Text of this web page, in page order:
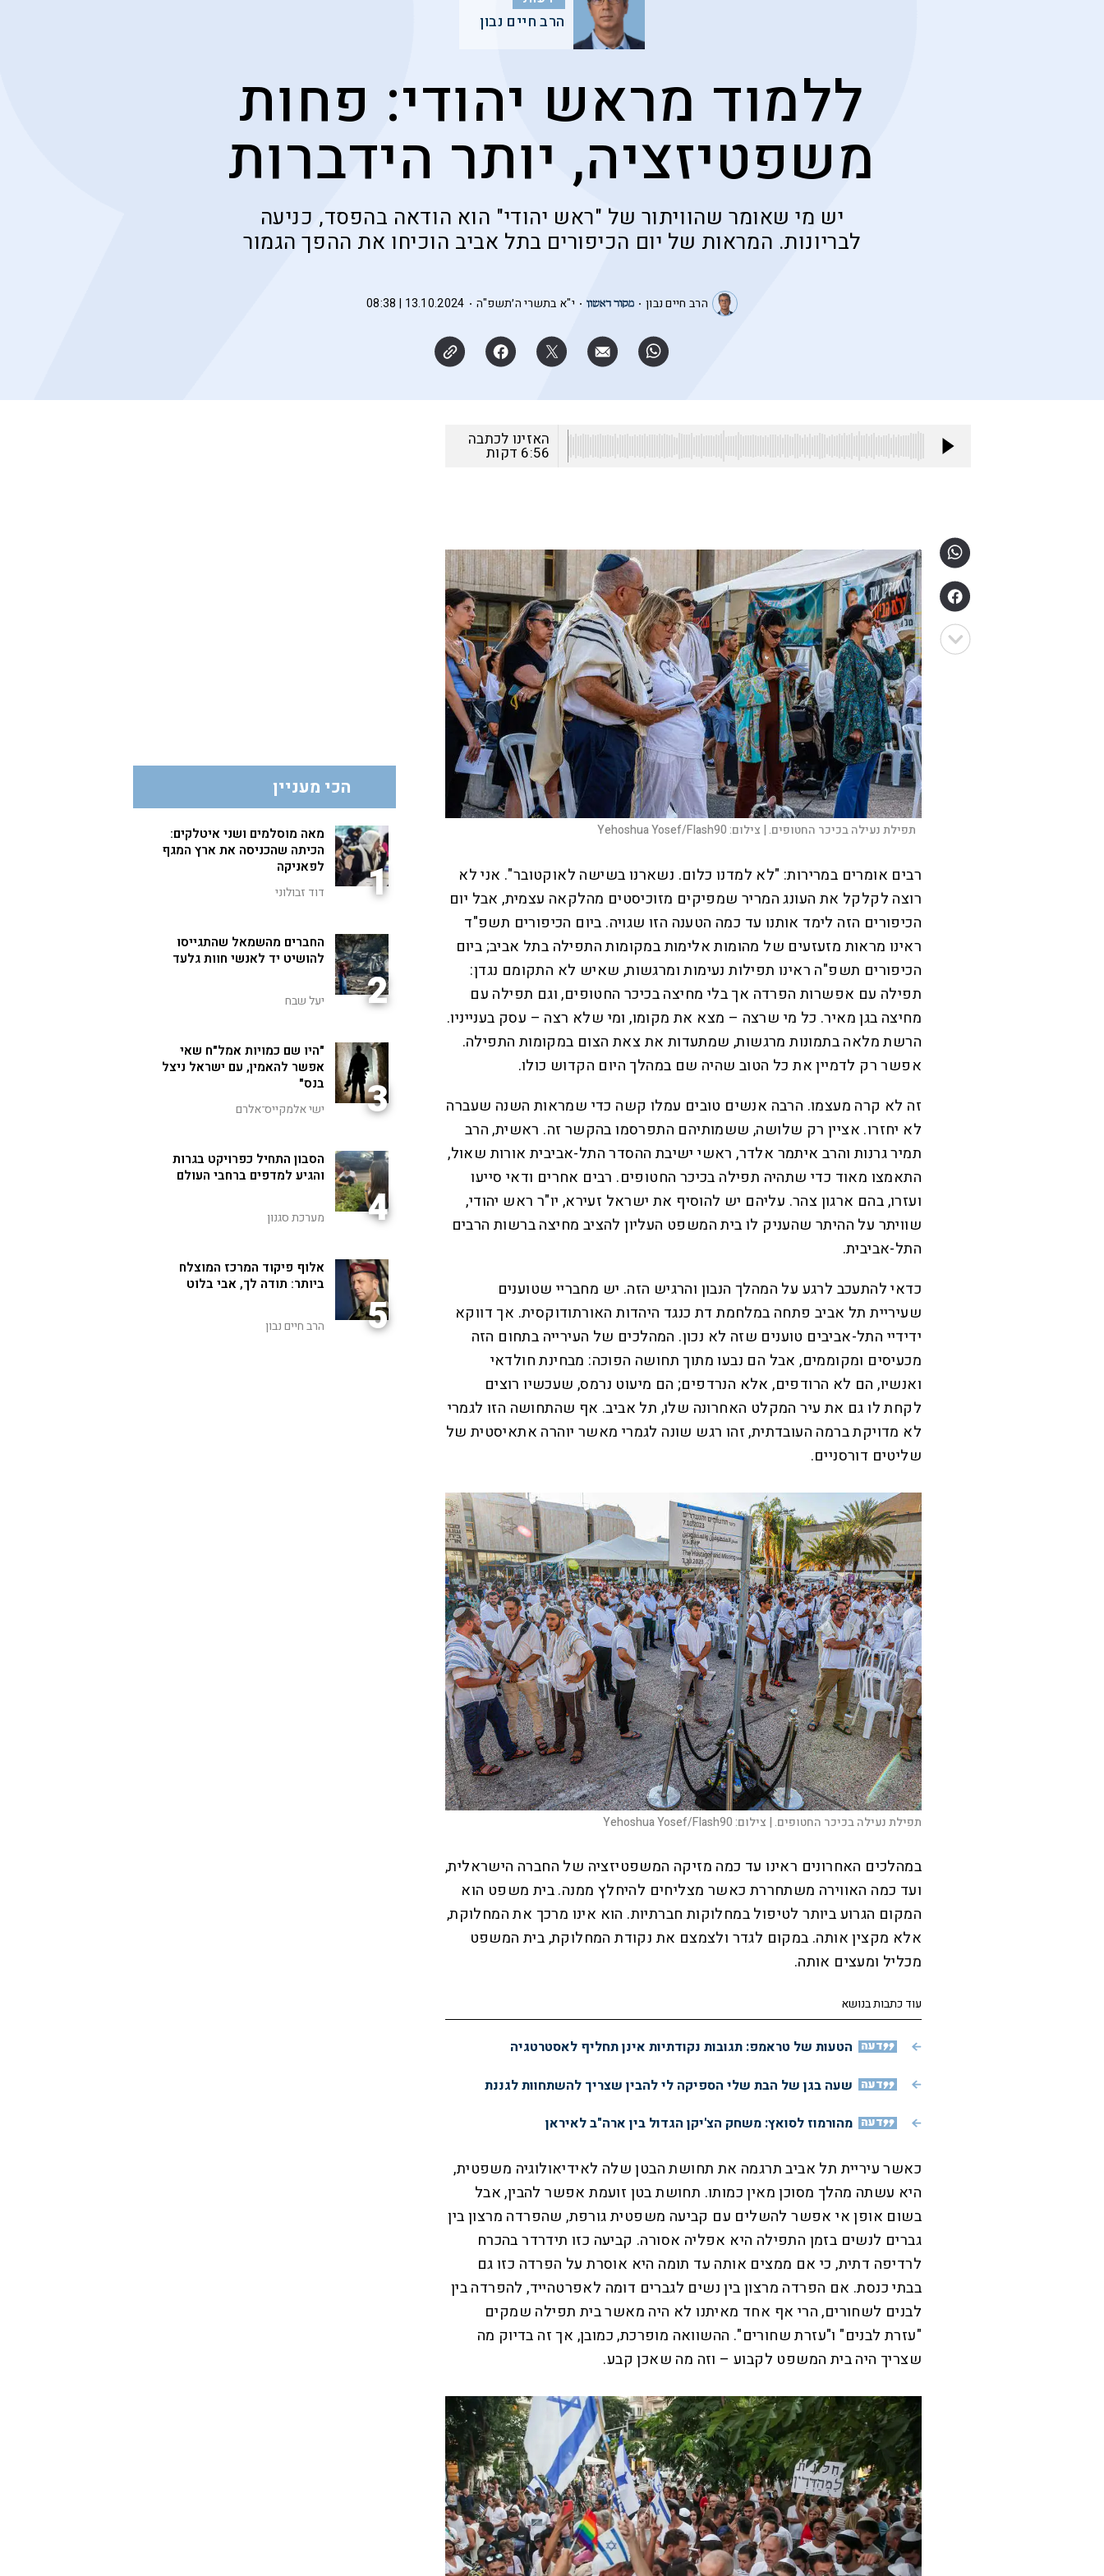
הרב חיים נבון
ללמוד מראש יהודי: פחות
משפטיזציה, יותר הידברות
יש מי שאומר שהוויתור של "ראש יהודי" הוא הודאה בהפסד, כניעה
לבריונות. המראות של יום הכיפורים בתל אביב הוכיחו את ההפך הגמור
הרב חיים נבון י"א בתשרי ה׳תשפ"ה 13.10.2024 | 08:38
האזינו לכתבה
6:56 דקות
תפילת נעילה בכיכר החטופים. | צילום:Yehoshua Yosef/Flash90
רבים אומרים במרירות: "לא למדנו כלום. נשארנו בשישה לאוקטובר". אני לא
רוצה לקלקל את העונג המריר שמפיקים מזוכיסטים מהלקאה עצמית, אבל יום
הכיפורים הזה לימד אותנו עד כמה הטענה הזו שגויה. ביום הכיפורים תשפ"ד
ראינו מראות מזעזעים של מהומות אלימות במקומות התפילה בתל אביב; ביום
הכיפורים תשפ"ה ראינו תפילות נעימות ומרגשות, שאיש לא התקומם נגדן:
תפילה עם אפשרות הפרדה אך בלי מחיצה בכיכר החטופים, וגם תפילה עם
מחיצה בגן מאיר. כל מי שרצה – מצא את מקומו, ומי שלא רצה – עסק בענייניו.
הרשת מלאה בתמונות מרגשות, שמתעדות את צאת הצום במקומות התפילה.
אפשר רק לדמיין את כל הטוב שהיה שם במהלך היום הקדוש כולו.
זה לא קרה מעצמו. הרבה אנשים טובים עמלו קשה כדי שמראות השנה שעברה
לא יחזרו. אציין רק שלושה, ששמותיהם התפרסמו בהקשר זה. ראשית, הרב
תמיר גרנות והרב איתמר אלדר, ראשי ישיבת ההסדר התל-אביבית אורות שאול,
התאמצו מאוד כדי שתהיה תפילה בכיכר החטופים. רבים אחרים ודאי סייעו
ועזרו, בהם ארגון צהר. עליהם יש להוסיף את ישראל זעירא, יו"ר ראש יהודי,
שוויתר על ההיתר שהעניק לו בית המשפט העליון להציב מחיצה ברשות הרבים
התל-אביבית.
כדאי להתעכב לרגע על המהלך הנבון והרגיש הזה. יש מחבריי שטוענים
שעיריית תל אביב פתחה במלחמת דת כנגד היהדות האורתודוקסית. אך דווקא
ידידיי התל-אביבים טוענים שזה לא נכון. המהלכים של העירייה בתחום הזה
מכעיסים ומקוממים, אבל הם נבעו מתוך תחושה הפוכה: מבחינת חולדאי
ואנשיו, הם לא הרודפים, אלא הנרדפים; הם מיעוט נרמס, שעכשיו רוצים
לקחת לו גם את עיר המקלט האחרונה שלו, תל אביב. אף שהתחושה הזו לגמרי
לא מדויקת ברמה העובדתית, זהו רגש שונה לגמרי מאשר יוהרה אתאיסטית של
שליטים דורסניים.
תפילת נעילה בכיכר החטופים. | צילום:Yehoshua Yosef/Flash90
במהלכים האחרונים ראינו עד כמה מזיקה המשפטיזציה של החברה הישראלית,
ועד כמה האווירה משתחררת כאשר מצליחים להיחלץ ממנה. בית משפט הוא
המקום הגרוע ביותר לטיפול במחלוקות חברתיות. הוא אינו מרכך את המחלוקת,
אלא מקצין אותה. במקום לגדר ולצמצם את נקודת המחלוקת, בית המשפט
מכליל ומעצים אותה.
עוד כתבות בנושא
דעה הטעות של טראמפ: תגובות נקודתיות אינן תחליף לאסטרטגיה
דעה שעה בגן של הבת שלי הספיקה לי להבין שצריך להשתחוות לגננת
דעה מהורמוז לסואץ: משחק הצ'יקן הגדול בין ארה"ב לאיראן
כאשר עיריית תל אביב תרגמה את תחושת הבטן שלה לאידיאולוגיה משפטית,
היא עשתה מהלך מסוכן מאין כמותו. תחושת בטן זועמת אפשר להבין, אבל
בשום אופן אי אפשר להשלים עם קביעה משפטית גורפת, שהפרדה מרצון בין
גברים לנשים בזמן התפילה היא אפליה אסורה. קביעה כזו תידרדר בהכרח
לרדיפה דתית, כי אם ממצים אותה עד תומה היא אוסרת על הפרדה כזו גם
בבתי כנסת. אם הפרדה מרצון בין נשים לגברים דומה לאפרטהייד, להפרדה בין
לבנים לשחורים, הרי אף אחד מאיתנו לא היה מאשר בית תפילה שמקים
"עזרת לבנים" ו"עזרת שחורים". ההשוואה מופרכת, כמובן, אך זה בדיוק מה
שצריך היה בית המשפט לקבוע – וזה מה שאכן קבע.
הכי מעניין
1
מאה מוסלמים ושני איטלקים:
הכיתה שהכניסה את ארץ המגף
לפאניקה
דוד זבולוני
2
החברים מהשמאל שהתגייסו
להושיט יד לאנשי חוות גלעד
יעל שבח
3
"היו שם כמויות אמל"ח שאי
אפשר להאמין, עם ישראל ניצל
בנס"
ישי אלמקייס־אלרם
4
הסבון התחיל כפרויקט בגרות
והגיע למדפים ברחבי העולם
מערכת סגנון
5
אלוף פיקוד המרכז המוצלח
ביותר: תודה לך, אבי בלוט
הרב חיים נבון